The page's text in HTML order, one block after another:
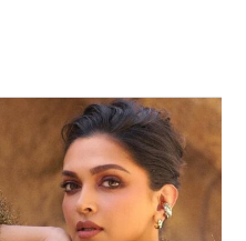
एक्ट्रेस मृणाल ठाकुर
Next Article